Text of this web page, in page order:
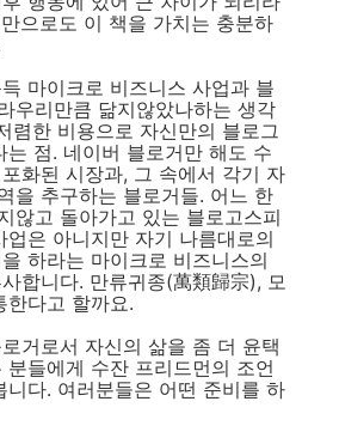
으로도 이 책을 가치는 충분하
마이크로 비즈니스 사업과 블
우리만큼 닮지않았나하는 생각
렴한 비용으로 자신만의 블로그
는 점. 네이버 블로거만 해도 수
화된 시장과, 그 속에서 각기 자
을 추구하는 블로거들. 어느 한
않고 돌아가고 있는 블로고스피
업은 아니지만 자기 나름대로의
하라는 마이크로 비즈니스의
합니다. 만류귀종(萬類歸宗), 모
한다고 할까요.
거로서 자신의 삶을 좀 더 윤택
들에게 수잔 프리드먼의 조언
니다. 여러분들은 어떤 준비를 하